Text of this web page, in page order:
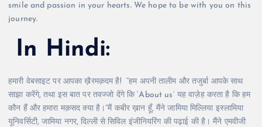
smile and passion in your hearts. We hope to be with you on this
journey.
In Hindi:
हमारी वेबसाइट पर आपका ख़ैरमक़दम है! “हम अपनी तालीम और तजुर्बा आपके साथ
साझा करेंगे, तथा इस बात पर तवज्जो देंगे कि ‘About us’ यह वाज़ेह करता है कि हम
कौन हैं और हमारा मक़सद क्या है।”मैं कबीर ख़ान हूँ, मैंने जामिया मिल्लिया इस्लामिया
यूनिवर्सिटी, जामिया नगर, दिल्ली से सिविल इंजीनियरिंग की पढ़ाई की है। मैंने एमवीजी